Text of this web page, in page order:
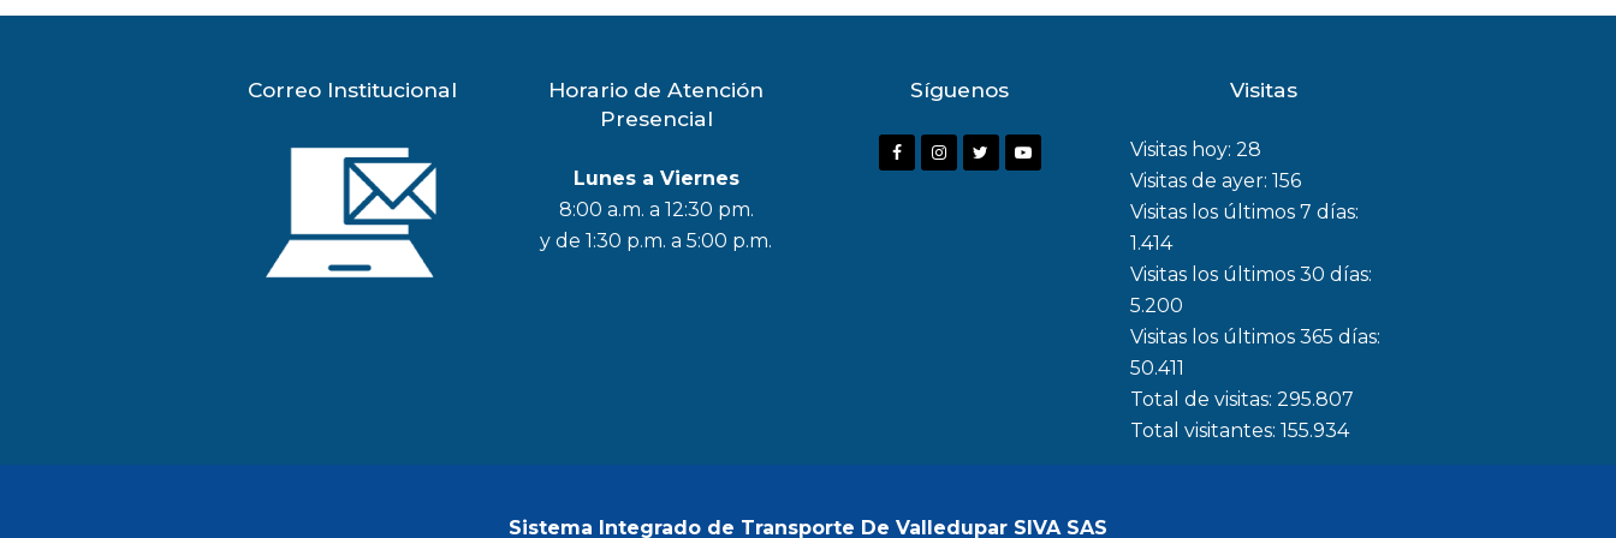
Correo Institucional
Horario de Atención
Presencial
Lunes a Viernes
8:00 a.m. a 12:30 pm.
y de 1:30 p.m. a 5:00 p.m.
Síguenos Visitas
Visitas hoy: 28
Visitas de ayer: 156
Visitas los últimos 7 días:
1.414
Visitas los últimos 30 días:
5.200
Visitas los últimos 365 días:
50.411
Total de visitas: 295.807
Total visitantes: 155.934
Sistema Integrado de Transporte De Valledupar SIVA SAS